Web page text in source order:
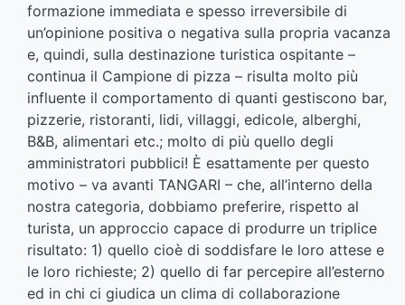
formazione immediata e spesso irreversibile di
un’opinione positiva o negativa sulla propria vacanza
e, quindi, sulla destinazione turistica ospitante –
continua il Campione di pizza – risulta molto più
influente il comportamento di quanti gestiscono bar,
pizzerie, ristoranti, lidi, villaggi, edicole, alberghi,
B&B, alimentari etc.; molto di più quello degli
amministratori pubblici! È esattamente per questo
motivo – va avanti TANGARI – che, all’interno della
nostra categoria, dobbiamo preferire, rispetto al
turista, un approccio capace di produrre un triplice
risultato: 1) quello cioè di soddisfare le loro attese e
le loro richieste; 2) quello di far percepire all’esterno
ed in chi ci giudica un clima di collaborazione